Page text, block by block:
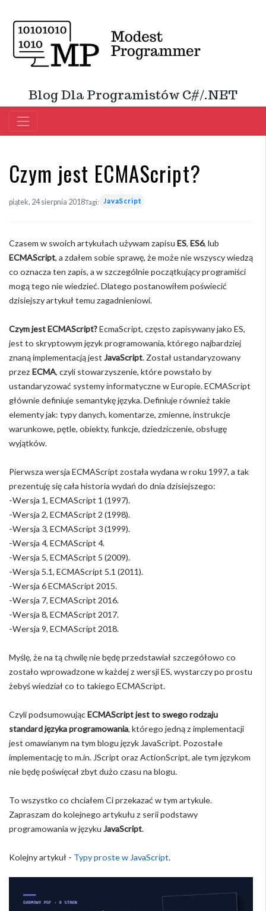
Blog Dla Programistów C#/.NET
Czym jest ECMAScript?
piątek, 24 sierpnia 2018Tagi: JavaScript
Czasem w swoich artykułach używam zapisu ES, ES6, lub
ECMAScript, a zdałem sobie sprawę, że może nie wszyscy wiedzą
co oznacza ten zapis, a w szczególnie początkujący programiści
mogą tego nie wiedzieć. Dlatego postanowiłem poświecić
dzisiejszy artykuł temu zagadnieniowi.
Czym jest ECMAScript?EcmaScript, często zapisywany jako ES,
jest to skryptowym język programowania, którego najbardziej
znaną implementacją jestJavaScript. Został ustandaryzowany
przez ECMA, czyli stowarzyszenie, które powstało by
ustandaryzować systemy informatyczne w Europie. ECMAScript
głównie definiuje semantykę języka. Definiuje również takie
elementy jak: typy danych, komentarze, zmienne, instrukcje
warunkowe, pętle, obiekty, funkcje, dziedziczenie, obsługę
wyjątków.
Pierwsza wersja ECMAScript została wydana w roku 1997, a tak
prezentuję się cała historia wydań do dnia dzisiejszego:
-Wersja 1, ECMAScript 1 (1997).
-Wersja 2, ECMAScript 2 (1998).
-Wersja 3, ECMAScript 3 (1999).
-Wersja 4, ECMAScript 4.
-Wersja 5, ECMAScript 5 (2009).
-Wersja 5.1, ECMAScript 5.1 (2011).
-Wersja 6 ECMAScript 2015.
-Wersja 7, ECMAScript 2016.
-Wersja 8, ECMAScript 2017.
-Wersja 9, ECMAScript 2018.
Myślę, że na tą chwilę nie będę przedstawiał szczegółowo co
zostało wprowadzone w każdej z wersji ES, wystarczy po prostu
żebyś wiedział co to takiego ECMAScript.
Czyli podsumowującECMAScript jest to swego rodzaju
standard języka programowania, którego jedną z implementacji
jest omawianym na tym blogu język JavaScript. Pozostałe
implementację to m.in. JScript oraz ActionScript, ale tym językom
nie będę poświęcał zbyt dużo czasu na blogu.
To wszystko co chciałem Ci przekazać w tym artykule.
Zapraszam do kolejnego artykułu z serii podstawy
programowania w języku JavaScript.
Kolejny artykuł - Typy proste w JavaScript.